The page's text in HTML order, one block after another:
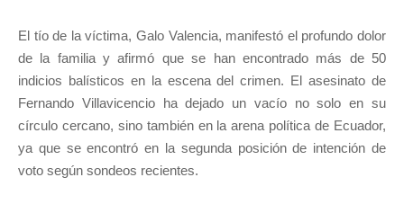
El tío de la víctima, Galo Valencia, manifestó el profundo dolor
de la familia y afirmó que se han encontrado más de 50
indicios balísticos en la escena del crimen. El asesinato de
Fernando Villavicencio ha dejado un vacío no solo en su
círculo cercano, sino también en la arena política de Ecuador,
ya que se encontró en la segunda posición de intención de
voto según sondeos recientes.